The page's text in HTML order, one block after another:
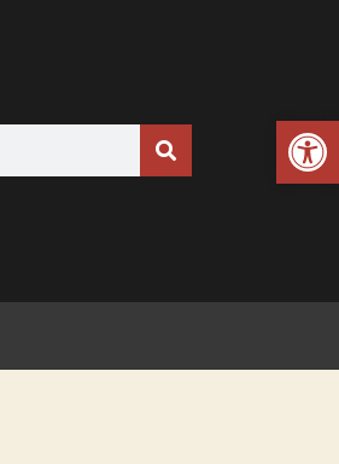
Ανοίξτε τη γραμμή εργαλείων